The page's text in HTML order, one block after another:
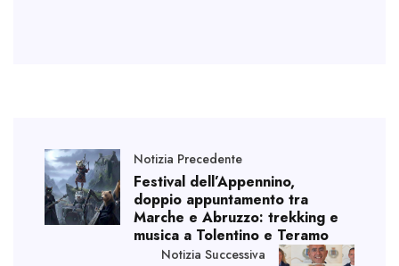
Notizia Precedente
Festival dell’Appennino,
doppio appuntamento tra
Marche e Abruzzo: trekking e
musica a Tolentino e Teramo
Notizia Successiva